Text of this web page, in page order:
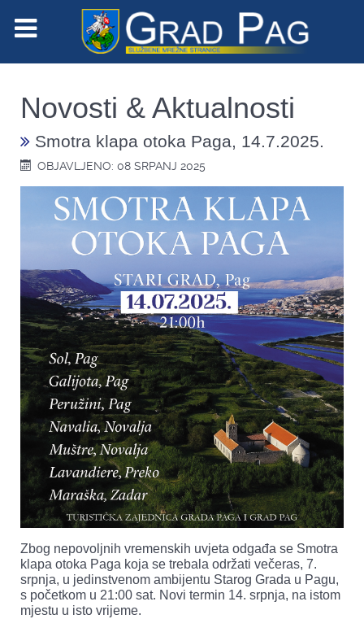
Novosti & Aktualnosti
Smotra klapa otoka Paga, 14.7.2025.
OBJAVLJENO: 08 SRPANJ 2025
Zbog nepovoljnih vremenskih uvjeta odgađa se Smotra
klapa otoka Paga koja se trebala održati večeras, 7.
srpnja, u jedinstvenom ambijentu Starog Grada u Pagu,
s početkom u 21:00 sat. Novi termin 14. srpnja, na istom
mjestu u isto vrijeme.